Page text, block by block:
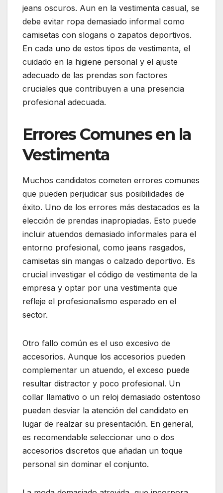
jeans oscuros. Aun en la vestimenta casual, se
debe evitar ropa demasiado informal como
camisetas con slogans o zapatos deportivos.
En cada uno de estos tipos de vestimenta, el
cuidado en la higiene personal y el ajuste
adecuado de las prendas son factores
cruciales que contribuyen a una presencia
profesional adecuada.
Errores Comunes en la
Vestimenta
Muchos candidatos cometen errores comunes
que pueden perjudicar sus posibilidades de
éxito. Uno de los errores más destacados es la
elección de prendas inapropiadas. Esto puede
incluir atuendos demasiado informales para el
entorno profesional, como jeans rasgados,
camisetas sin mangas o calzado deportivo. Es
crucial investigar el código de vestimenta de la
empresa y optar por una vestimenta que
refleje el profesionalismo esperado en el
sector.
Otro fallo común es el uso excesivo de
accesorios. Aunque los accesorios pueden
complementar un atuendo, el exceso puede
resultar distractor y poco profesional. Un
collar llamativo o un reloj demasiado ostentoso
pueden desviar la atención del candidato en
lugar de realzar su presentación. En general,
es recomendable seleccionar uno o dos
accesorios discretos que añadan un toque
personal sin dominar el conjunto.